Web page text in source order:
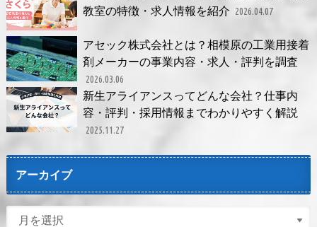
教室の特徴・求人情報を紹介 2026.04.07
アセック株式会社とは？相模原の工業用接着
剤メーカーの事業内容・求人・評判を調査
2026.03.06
新生アライアンスってどんな会社？仕事内
容・評判・採用情報までわかりやすく解説
2025.11.27
アーカイブ